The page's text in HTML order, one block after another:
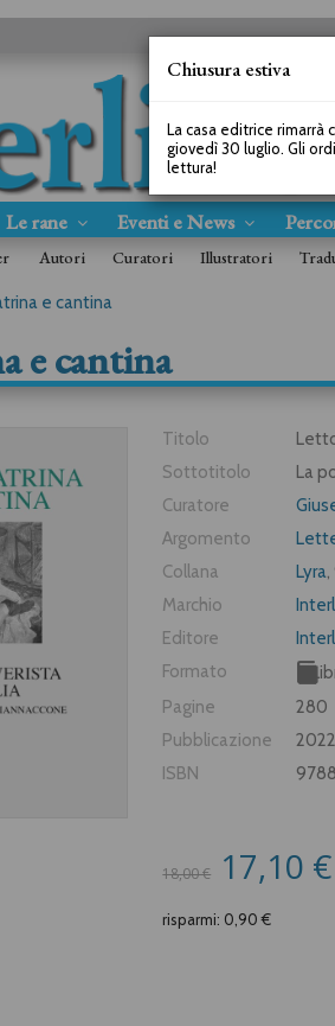
Le rane Eventi e News
Autori Curatori Illustratori
e cantina
e cantina
Titolo
Sottotitolo
La
Curatore
Argomento
Collana
Lyra
Marchio
Editore
Formato
Pagine
280
Pubblicazione
2022
ISBN
18,00 € 17,10 €
risparmi: 0,90 €
Chiusura estiva
La casa editrice rimarrà
giovedì 30 luglio. Gli
lettura!